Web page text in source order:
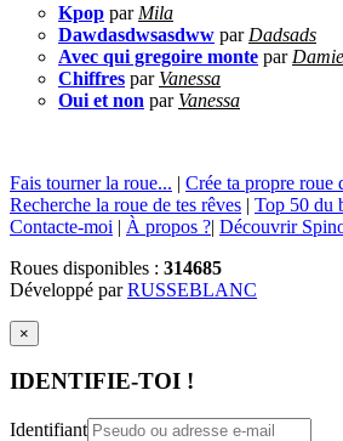
Kpop par Mila
Dawdasdwsasdww par Dadsads
Avec qui gregoire monte par
Chiffres par Vanessa
Oui et non par Vanessa
Fais tourner la roue... | Crée ta propre roue
Recherche la roue de tes rêves | Top 50 du
Contacte-moi | À propos ?| Découvrir
Roues disponibles : 314685
Développé parRUSSEBLANC
×
IDENTIFIE-TOI !
Identifiant